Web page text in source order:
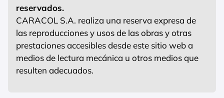
reservados.
CARACOL S.A. realiza una reserva expresa de
las reproducciones y usos de las obras y otras
prestaciones accesibles desde este sitio web a
medios de lectura mecánica u otros medios que
resulten adecuados.